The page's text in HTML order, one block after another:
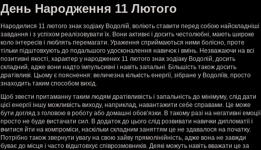
День Народження 11 Лютого
Народилися 11 лютого знак зодіаку Водолій, воліють ставити перед собою найскладніші
завдання і з успіхом реалізовувати їх. Вони активні і досить честолюбні, мають широке
коло інтересів і люблять перемагати. Ураження сприймаються ними болісно, проте
тільки підштовхують до подальшого удосконалення навичок і вмінь. Незважаючи на всі
позитивні якості, характер у народжених 11 лютого знак зодіаку Водолій, досить
складний, адже вони надто імпульсивні і навіть запальні. Більшість також досить
дратівливі. Цьому є пояснення: величезна кількість енергії, зібране у Водоліїв, просто
знаходить таким способом вихід.
Щоб звести притаманну таким людям дратівливість і запальність до мінімуму, слід дати
цієї енергії іншу можливість виходу, наприклад, навантажити себе справами. Це може
бути догляд з головою в роботу або домашні обов’язки. В такому разі на негативні емоції
просто не буде вистачати сил. В додаток до цього слід розвивати навички дипломатії і
вчитися йти на компроміси, наскільки складним заняттям це не здавалося на початку.
Потрібно також звернути увагу на свою зайву прямолінійність, адже вона не завжди
буває до місця і часто відштовхує співрозмовників. Деякі можуть навіть вважати це за